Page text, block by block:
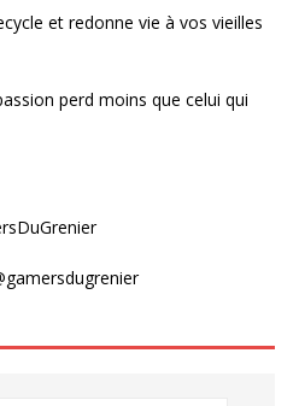
et redonne vie à vos vieilles
perd moins que celui qui